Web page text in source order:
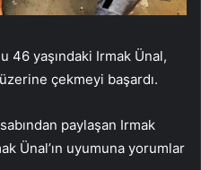
46 yaşındaki Irmak Ünal,
çekmeyi başardı.
paylaşan Irmak
Ünal’ın uyumuna yorumlar